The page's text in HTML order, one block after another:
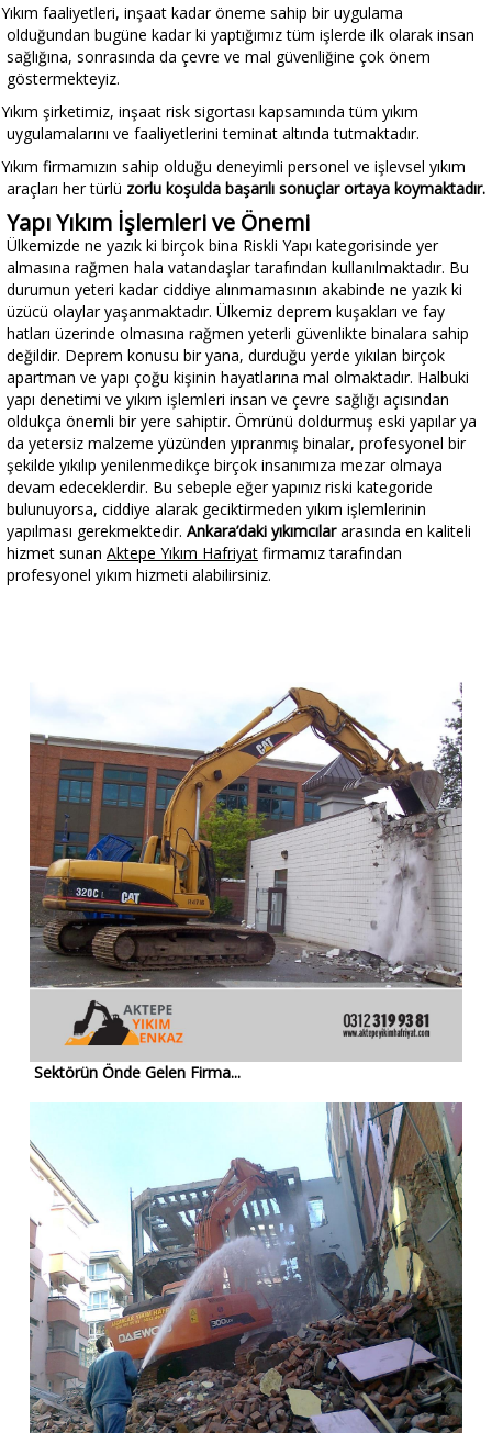
Yıkım faaliyetleri, inşaat kadar öneme sahip bir uygulama
olduğundan bugüne kadar ki yaptığımız tüm işlerde ilk olarak insan
sağlığına, sonrasında da çevre ve mal güvenliğine çok önem
göstermekteyiz.
Yıkım şirketimiz, inşaat risk sigortası kapsamında tüm yıkım
uygulamalarını ve faaliyetlerini teminat altında tutmaktadır.
Yıkım firmamızın sahip olduğu deneyimli personel ve işlevsel yıkım
araçları her türlü zorlu koşulda başarılı sonuçlar ortaya koymaktadır.
Yapı Yıkım İşlemleri ve Önemi
Ülkemizde ne yazık ki birçok bina Riskli Yapı kategorisinde yer
almasına rağmen hala vatandaşlar tarafından kullanılmaktadır. Bu
durumun yeteri kadar ciddiye alınmamasının akabinde ne yazık ki
üzücü olaylar yaşanmaktadır. Ülkemiz deprem kuşakları ve fay
hatları üzerinde olmasına rağmen yeterli güvenlikte binalara sahip
değildir. Deprem konusu bir yana, durduğu yerde yıkılan birçok
apartman ve yapı çoğu kişinin hayatlarına mal olmaktadır. Halbuki
yapı denetimi ve yıkım işlemleri insan ve çevre sağlığı açısından
oldukça önemli bir yere sahiptir. Ömrünü doldurmuş eski yapılar ya
da yetersiz malzeme yüzünden yıpranmış binalar, profesyonel bir
şekilde yıkılıp yenilenmedikçe birçok insanımıza mezar olmaya
devam edeceklerdir. Bu sebeple eğer yapınız riski kategoride
bulunuyorsa, ciddiye alarak geciktirmeden yıkım işlemlerinin
yapılması gerekmektedir. Ankara’daki yıkımcılararasında en kaliteli
hizmet sunan Aktepe Yıkım Hafriyat firmamız tarafından
profesyonel yıkım hizmeti alabilirsiniz.
Sektörün Önde Gelen Firma...